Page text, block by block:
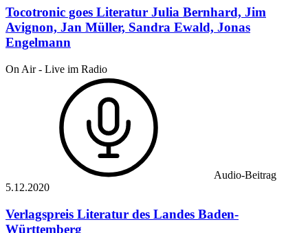
Tocotronic goes Literatur Julia Bernhard, Jim
Avignon, Jan Müller, Sandra Ewald, Jonas
Engelmann
On Air - Live im Radio
Audio-Beitrag
5.12.2020
Verlagspreis Literatur des Landes Baden-
Württemberg